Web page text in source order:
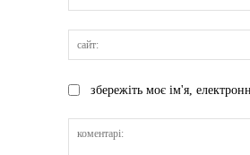
збережіть моє ім'я,